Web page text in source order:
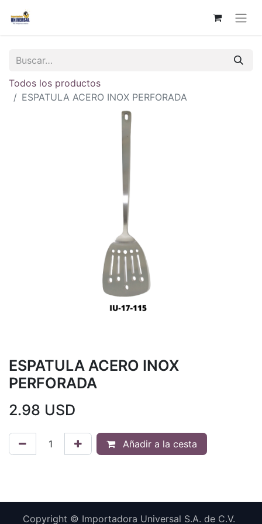
Todos los productos
ESPATULA ACERO INOX PERFORADA
ESPATULA ACERO INOX
PERFORADA
2.98 USD
Añadir a la cesta
Copyright © Importadora Universal S.A. de C.V.